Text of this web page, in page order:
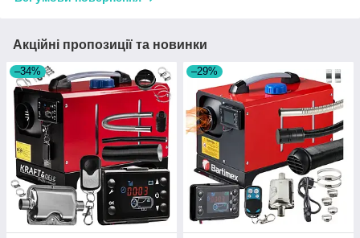
Акційні пропозиції та новинки
–34% –29%